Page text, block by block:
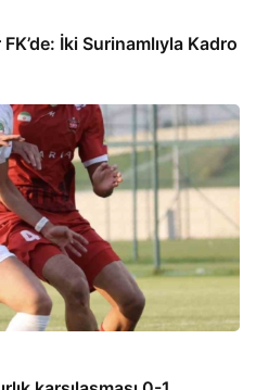
İki Surinamlıyla Kadro